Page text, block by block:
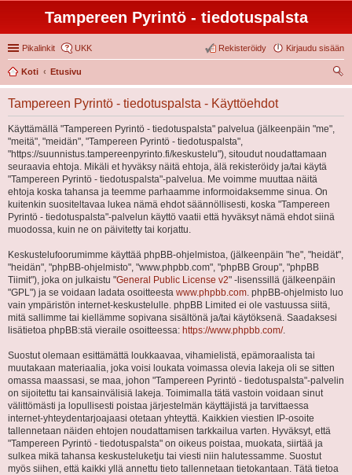
Tampereen Pyrintö - tiedotuspalsta
Pikalinkit UKK Kirjaudu sisään
Rekisteröidy
Koti
Etusivu
tsi
Tampereen Pyrintö - tiedotuspalsta - Käyttöehdot
Käyttämällä "Tampereen Pyrintö - tiedotuspalsta" palvelua (jälkeenpäin "me",
"meitä", "meidän", "Tampereen Pyrintö - tiedotuspalsta",
"https://suunnistus.tampereenpyrinto.fi/keskustelu"), sitoudut noudattamaan
seuraavia ehtoja. Mikäli et hyväksy näitä ehtoja, älä rekisteröidy ja/tai käytä
"Tampereen Pyrintö - tiedotuspalsta"-palvelua. Me voimme muuttaa näitä
ehtoja koska tahansa ja teemme parhaamme informoidaksemme sinua. On
kuitenkin suositeltavaa lukea nämä ehdot säännöllisesti, koska "Tampereen
Pyrintö - tiedotuspalsta"-palvelun käyttö vaatii että hyväksyt nämä ehdot siinä
muodossa, kuin ne on päivitetty tai korjattu.
Keskustelufoorumimme käyttää phpBB-ohjelmistoa, (jälkeenpäin "he", "heidät",
"heidän", "phpBB-ohjelmisto", "www.phpbb.com", "phpBB Group", "phpBB
Tiimit"), joka on julkaistu "General Public License v2" -lisenssillä (jälkeenpäin
"GPL") ja se voidaan ladata osoitteesta www.phpbb.com. phpBB-ohjelmisto luo
vain ympäristön internet-keskustelulle. phpBB Limited ei ole vastuussa siitä,
mitä sallimme tai kiellämme sopivana sisältönä ja/tai käytöksenä. Saadaksesi
lisätietoa phpBB:stä vieraile osoitteessa: https://www.phpbb.com/.
Suostut olemaan esittämättä loukkaavaa, vihamielistä, epämoraalista tai
muutakaan materiaalia, joka voisi loukata voimassa olevia lakeja oli se sitten
omassa maassasi, se maa, johon "Tampereen Pyrintö - tiedotuspalsta"-palvelin
on sijoitettu tai kansainvälisiä lakeja. Toimimalla tätä vastoin voidaan sinut
välittömästi ja lopullisesti poistaa järjestelmän käyttäjistä ja tarvittaessa
internet-yhteydentarjoajaasi otetaan yhteyttä. Kaikkien viestien IP-osoite
tallennetaan näiden ehtojen noudattamisen tarkkailua varten. Hyväksyt, että
"Tampereen Pyrintö - tiedotuspalsta" on oikeus poistaa, muokata, siirtää ja
sulkea mikä tahansa keskusteluketju tai viesti niin halutessamme. Suostut
myös siihen, että kaikki yllä annettu tieto tallennetaan tietokantaan. Tätä tietoa